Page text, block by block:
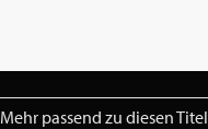
Mehr passend zu diesen Titel